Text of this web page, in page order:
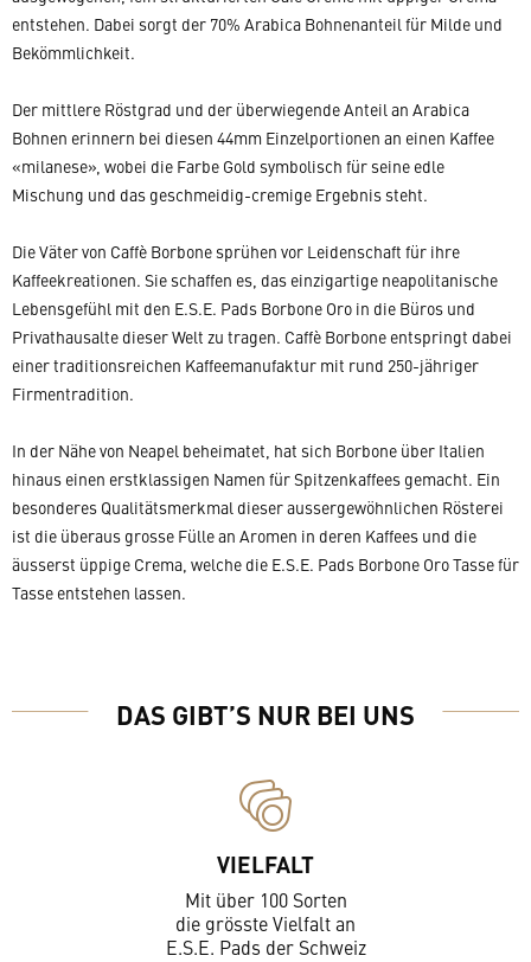
entstehen. Dabei sorgt der 70% Arabica Bohnenanteil für Milde und
Bekömmlichkeit.
Der mittlere Röstgrad und der überwiegende Anteil an Arabica
Bohnen erinnern bei diesen 44mm Einzelportionen an einen Kaffee
«milanese», wobei die Farbe Gold symbolisch für seine edle
Mischung und das geschmeidig-cremige Ergebnis steht.
Die Väter von Caffè Borbone sprühen vor Leidenschaft für ihre
Kaffeekreationen. Sie schaffen es, das einzigartige neapolitanische
Lebensgefühl mit den E.S.E. Pads Borbone Oro in die Büros und
Privathausalte dieser Welt zu tragen. Caffè Borbone entspringt dabei
einer traditionsreichen Kaffeemanufaktur mit rund 250-jähriger
Firmentradition.
In der Nähe von Neapel beheimatet, hat sich Borbone über Italien
hinaus einen erstklassigen Namen für Spitzenkaffees gemacht. Ein
besonderes Qualitätsmerkmal dieser aussergewöhnlichen Rösterei
ist die überaus grosse Fülle an Aromen in deren Kaffees und die
äusserst üppige Crema, welche die E.S.E. Pads Borbone Oro Tasse für
Tasse entstehen lassen.
DAS GIBT’S NUR BEI UNS
VIELFALT
Mit über 100 Sorten
die grösste Vielfalt an
E.S.E. Pads der Schweiz